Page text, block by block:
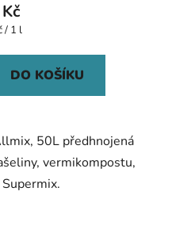
/ 1 l
DO KOŠÍKU
50L předhnojená
vermikompostu,